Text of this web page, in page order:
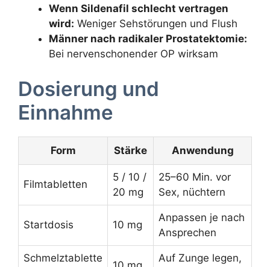
Wenn Sildenafil schlecht vertragen
wird: Weniger Sehstörungen und Flush
Männer nach radikaler Prostatektomie:
Bei nervenschonender OP wirksam
Dosierung und
Einnahme
Form Stärke Anwendung
Filmtabletten
5 / 10 /
20 mg
25–60 Min. vor
Sex, nüchtern
Startdosis 10 mg
Anpassen je nach
Ansprechen
Schmelztablette
Auf Zunge legen,